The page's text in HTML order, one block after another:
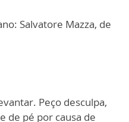
Salvatore Mazza, de
Peço desculpa,
de pé por causa de